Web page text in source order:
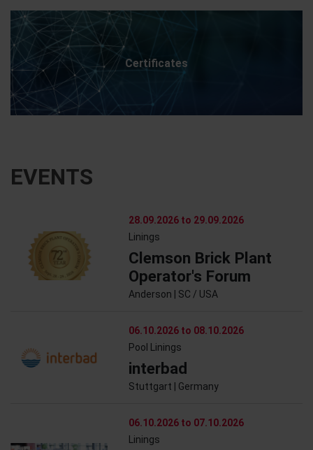
Certificates
EVENTS
28.09.2026 to 29.09.2026
Linings
Clemson Brick Plant
Operator's Forum
Anderson | SC / USA
06.10.2026 to 08.10.2026
Pool Linings
interbad
Stuttgart | Germany
06.10.2026 to 07.10.2026
Linings